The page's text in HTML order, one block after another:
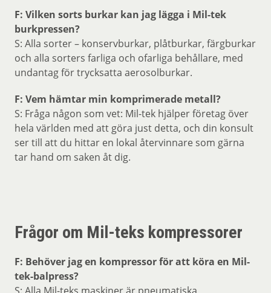
F: Vilken sorts burkar kan jag lägga i Mil-tek
burkpressen?
S: Alla sorter – konservburkar, plåtburkar, färgburkar
och alla sorters farliga och ofarliga behållare, med
undantag för trycksatta aerosolburkar.
F: Vem hämtar min komprimerade metall?
S: Fråga någon som vet: Mil-tek hjälper företag över
hela världen med att göra just detta, och din konsult
ser till att du hittar en lokal återvinnare som gärna
tar hand om saken åt dig.
Frågor om Mil-teks kompressorer
F: Behöver jag en kompressor för att köra en Mil-
tek-balpress?